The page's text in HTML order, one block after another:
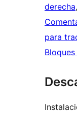
derecha,
para